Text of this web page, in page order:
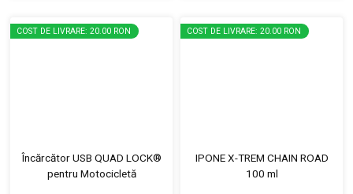
COST DE LIVRARE: 20.00 RON
Încărcător USB QUAD LOCK®
pentru Motocicletă
COST DE LIVRARE: 20.00 RON
IPONE X-TREM CHAIN ROAD
100 ml